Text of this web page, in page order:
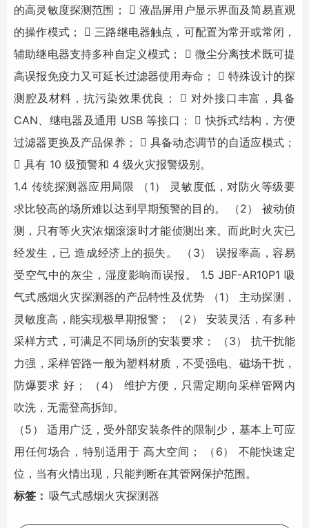
的高灵敏度探测范围；  液晶屏用户显示界面及简易直观
的操作模式；  三路继电器触点，可配置为常开或常闭，
辅助继电器支持多种自定义模式；  微尘分离技术既可提
高误报免疫力又可延长过滤器使用寿命；  特殊设计的探
测腔及材料，抗污染效果优良；  对外接口丰富，具备
CAN、继电器及通用 USB 等接口；  快拆式结构，方便
过滤器更换及产品保养；  具备动态调节的自适应模式；
 具有 10 级预警和 4 级火灾报警级别。
1.4 传统探测器应用局限 （1） 灵敏度低，对防火等级要
求比较高的场所难以达到早期预警的目的。 （2） 被动侦
测，只有等火灾浓烟滚滚时才能侦测出来。而此时火灾已
经发生，已 造成经济上的损失。 （3） 误报率高，容易
受空气中的灰尘，湿度影响而误报。 1.5 JBF-AR10P1 吸
气式感烟火灾探测器的产品特性及优势 （1） 主动探测，
灵敏度高，能实现极早期报警； （2） 安装灵活，有多种
采样方式，可满足不同场所的安装要求； （3） 抗干扰能
力强，采样管路一般为塑料材质，不受强电、磁场干扰，
防爆要求 好； （4） 维护方便，只需定期向采样管网内
吹洗，无需登高拆卸。
（5） 适用广泛，受外部安装条件的限制少，基本上可应
用任何场合，特别适用于 高大空间； （6） 不能快速定
位，当有火情出现，只能判断在其管网保护范围。
标签： 吸气式感烟火灾探测器